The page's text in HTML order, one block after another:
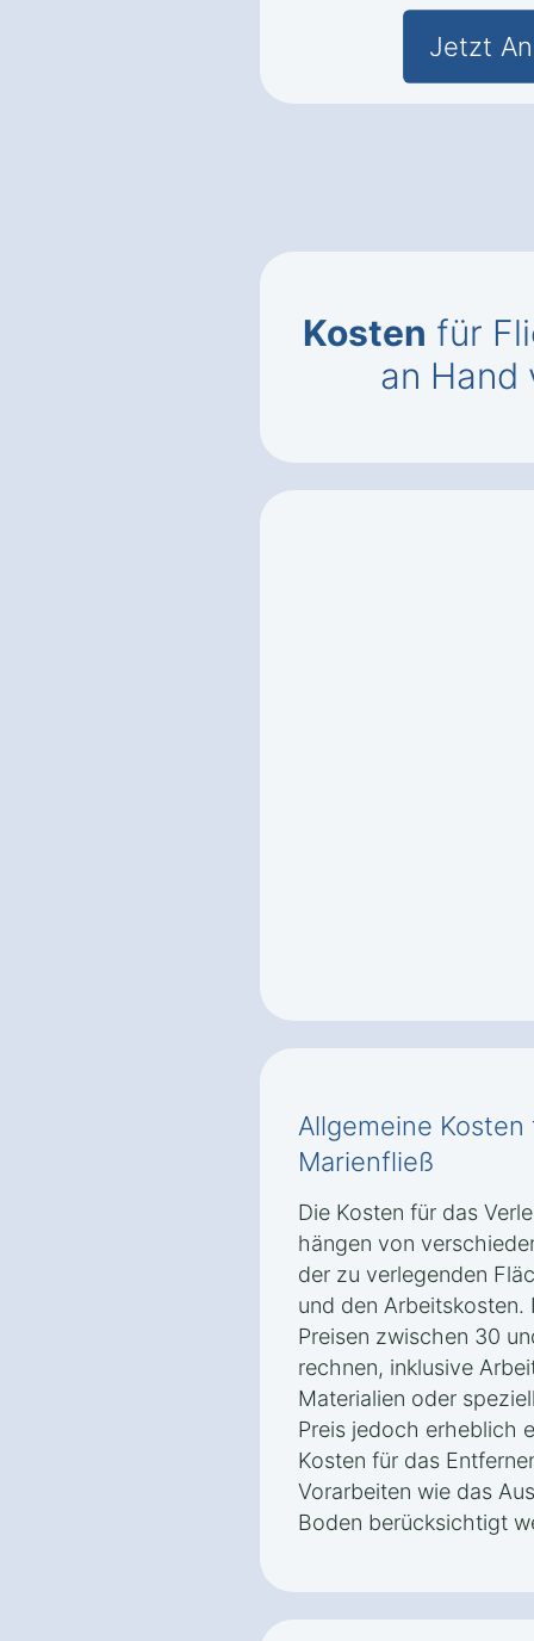
Jetzt
Kosten für
an Hand
Allgemeine
Marienfließ
Die Kosten für das
hängen von
der zu verlegenden
und den
Preisen zwischen 30
rechnen, inklusive
Materialien oder
Preis jedoch erheblich
Kosten für das
Vorarbeiten wie das
Boden berücksichtigt